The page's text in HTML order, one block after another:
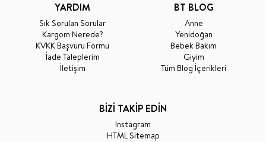
YARDIM
Sık Sorulan Sorular
Kargom Nerede?
KVKK Başvuru Formu
İade Taleplerim
İletişim
BT BLOG
Anne
Yenidoğan
Bebek Bakım
Giyim
Tüm Blog İçerikleri
BİZİ TAKİP EDİN
Instagram
HTML Sitemap